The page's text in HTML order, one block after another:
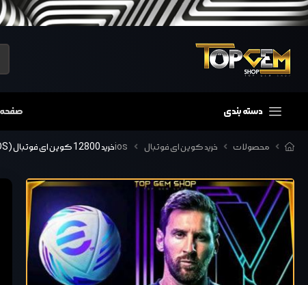
دسته بندی
محصولات خرید کوین ای فوتبال ios خرید 12800 کوین ای فوتبال (IOS)